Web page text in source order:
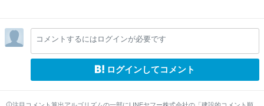
コメントするにはログインが必要です
ログインしてコメント